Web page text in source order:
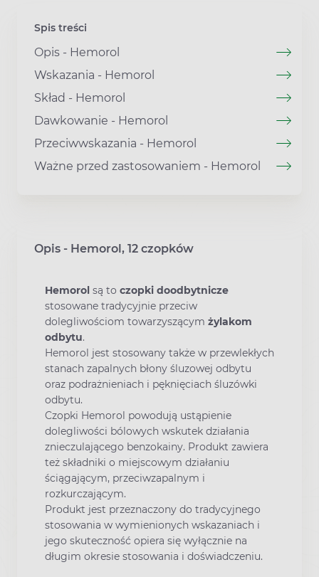
Spis treści
Opis - Hemorol
Wskazania - Hemorol
Skład - Hemorol
Dawkowanie - Hemorol
Przeciwwskazania - Hemorol
Ważne przed zastosowaniem - Hemorol
Opis - Hemorol, 12 czopków
Hemorol są to czopki doodbytnicze
stosowane tradycyjnie przeciw
dolegliwościom towarzyszącym żylakom
odbytu.
Hemorol jest stosowany także w przewlekłych
stanach zapalnych błony śluzowej odbytu
oraz podrażnieniach i pęknięciach śluzówki
odbytu.
Czopki Hemorol powodują ustąpienie
dolegliwości bólowych wskutek działania
znieczulającego benzokainy. Produkt zawiera
też składniki o miejscowym działaniu
ściągającym, przeciwzapalnym i
rozkurczającym.
Produkt jest przeznaczony do tradycyjnego
stosowania w wymienionych wskazaniach i
jego skuteczność opiera się wyłącznie na
długim okresie stosowania i doświadczeniu.